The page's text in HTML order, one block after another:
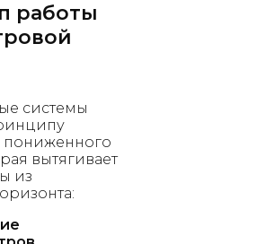
работы
системы
пониженного
вытягивает
из